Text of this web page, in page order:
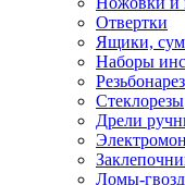
Отвертки
Ящики,
Наборы
Стеклорезы
Дрели
Ломы-